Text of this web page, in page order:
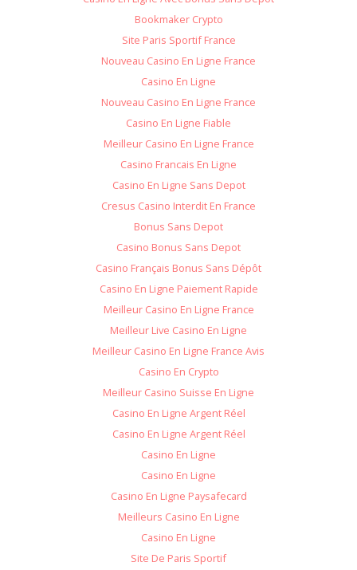
Bookmaker Crypto
Site Paris Sportif France
Nouveau Casino En Ligne France
Casino En Ligne
Nouveau Casino En Ligne France
Casino En Ligne Fiable
Meilleur Casino En Ligne France
Casino Francais En Ligne
Casino En Ligne Sans Depot
Cresus Casino Interdit En France
Bonus Sans Depot
Casino Bonus Sans Depot
Casino Français Bonus Sans Dépôt
Casino En Ligne Paiement Rapide
Meilleur Casino En Ligne France
Meilleur Live Casino En Ligne
Meilleur Casino En Ligne France Avis
Casino En Crypto
Meilleur Casino Suisse En Ligne
Casino En Ligne Argent Réel
Casino En Ligne Argent Réel
Casino En Ligne
Casino En Ligne
Casino En Ligne Paysafecard
Meilleurs Casino En Ligne
Casino En Ligne
Site De Paris Sportif